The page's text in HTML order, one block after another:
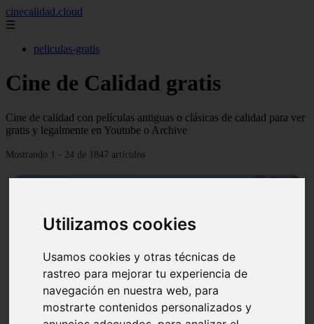
Utilizamos cookies
Usamos cookies y otras técnicas de
rastreo para mejorar tu experiencia de
navegación en nuestra web, para
mostrarte contenidos personalizados y
cinecalidad.cloud
☰
peliculas-gratis
Cine de Calidad gratis
Cine de calidad con películas antiguas o clásicas de calidad para ver
gratis y legalmente en Youtube o Archive
Mostrando 1 - 24 de 1847 artículos